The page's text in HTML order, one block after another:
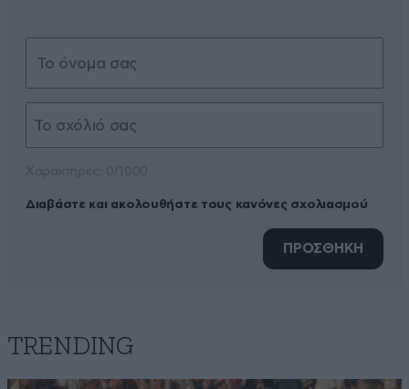
Διαβάστε και ακολουθήστε τους κανόνες σχολιασμού
ΠΡΟΣΘΗΚΗ
TRENDING